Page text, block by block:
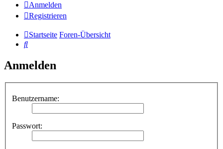
Anmelden
Registrieren
Startseite Foren-Übersicht
Suche
Anmelden
Benutzername:
Passwort: